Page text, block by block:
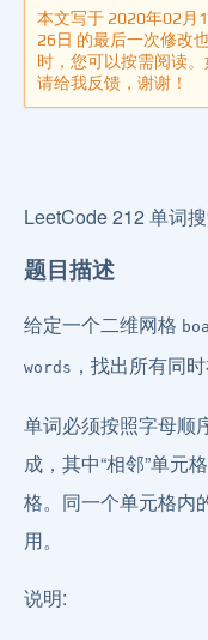
本文写于 2020年02月
26日 的最后一次修改
时，您可以按需阅读
请给我反馈，谢谢！
LeetCode 212 单词
题目描述
给定一个二维网格
words ，找出所有同
单词必须按照字母顺
成，其中“相邻”单元
格。同一个单元格内
用。
说明: